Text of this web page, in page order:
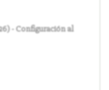
26) - Configuración al
(sin descuento)